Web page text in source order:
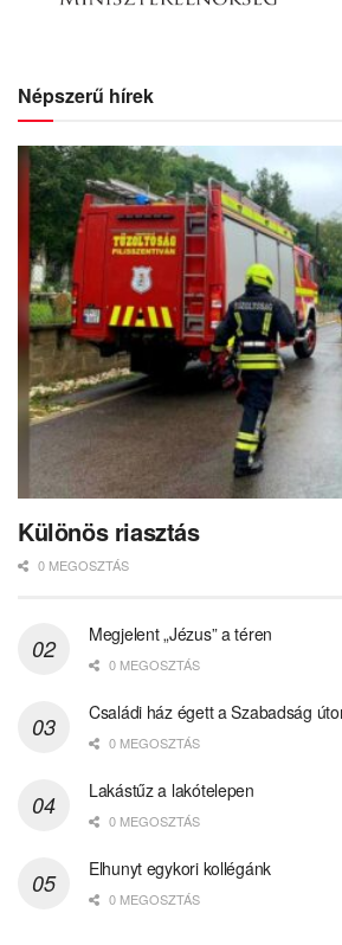
Népszerű hírek
Különös riasztás
0 MEGOSZTÁS
Megjelent „Jézus” a téren
0 MEGOSZTÁS
Családi ház égett a Szabadság
0 MEGOSZTÁS
Lakástűz a lakótelepen
0 MEGOSZTÁS
Elhunyt egykori kollégánk
0 MEGOSZTÁS